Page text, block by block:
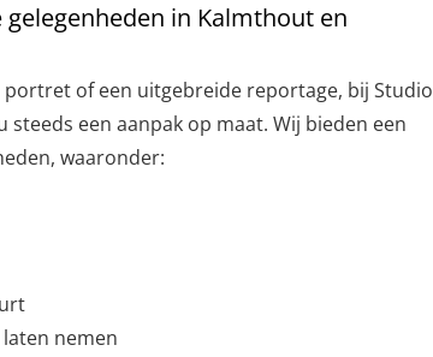
in Kalmthout en
portret of een uitgebreide reportage, bij Studio
steeds een aanpak op maat. Wij bieden een
waaronder:
nemen